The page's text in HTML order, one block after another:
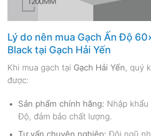
Lý do nên mua Gạch Ấn Độ
Black tại Gạch Hải Yến
Khi mua gạch tại Gạch Hải Yến, quý
được:
Sản phẩm chính hãng: Nhập
Độ, đảm bảo chất lượng.
Tư vấn chuyên nghiệp: Đội ngũ